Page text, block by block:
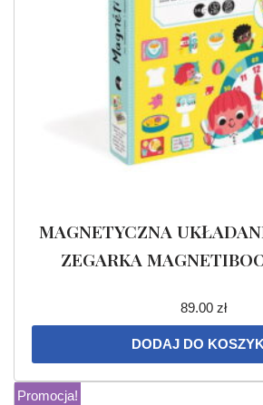
MAGNETYCZNA
ZEGARKA
89.00 zł
DODAJ DO
Promocja!